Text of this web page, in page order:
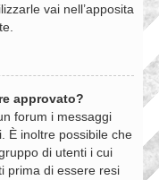
vai nell’apposita
approvato?
forum i messaggi
È inoltre possibile che
di utenti i cui
prima di essere resi